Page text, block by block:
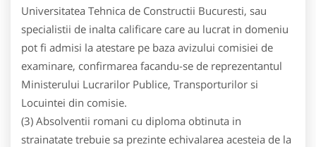
Universitatea Tehnica de Constructii Bucuresti, sau
specialistii de inalta calificare care au lucrat in domeniu
pot fi admisi la atestare pe baza avizului comisiei de
examinare, confirmarea facandu-se de reprezentantul
Ministerului Lucrarilor Publice, Transporturilor si
Locuintei din comisie.
(3) Absolventii romani cu diploma obtinuta in
strainatate trebuie sa prezinte echivalarea acesteia de la